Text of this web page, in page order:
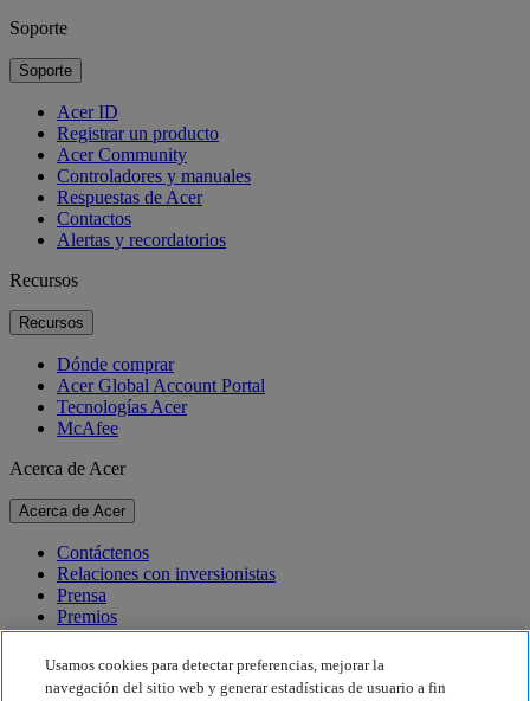
Soporte
Soporte
Acer ID
Registrar un producto
Acer Community
Controladores y manuales
Respuestas de Acer
Contactos
Alertas y recordatorios
Recursos
Recursos
Dónde comprar
Acer Global Account Portal
Tecnologías Acer
McAfee
Acerca de Acer
Acerca de Acer
Contáctenos
Relaciones con inversionistas
Prensa
Premios
Eventos
Sostenibilidad
Usamos cookies para detectar preferencias, mejorar la
navegación del sitio web y generar estadísticas de usuario a fin